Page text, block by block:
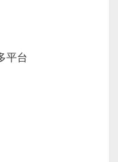
平台